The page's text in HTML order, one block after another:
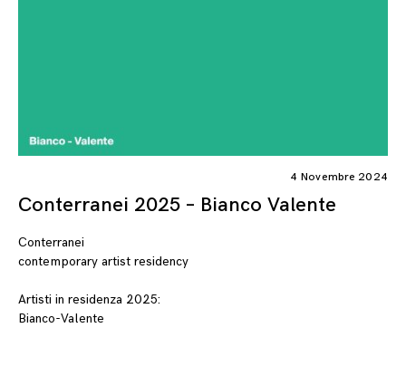
4 Novembre 2024
Conterranei 2025 – Bianco Valente
Conterranei
contemporary artist residency
Artisti in residenza 2025:
Bianco-Valente